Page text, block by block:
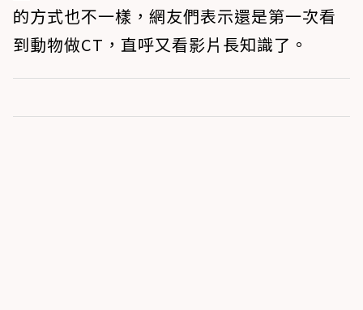
的方式也不一樣，網友們表示還是第一次看
到動物做CT，直呼又看影片長知識了。